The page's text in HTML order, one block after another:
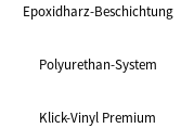
Epoxidharz-Beschichtung
Polyurethan-System
Klick-Vinyl Premium